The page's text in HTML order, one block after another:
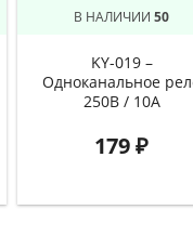
В НАЛИЧИИ 50
KY-019 –
Одноканальное
250В / 10А
179₽